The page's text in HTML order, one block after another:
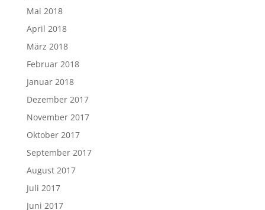
Mai 2018
April 2018
März 2018
Februar 2018
Januar 2018
Dezember 2017
November 2017
Oktober 2017
September 2017
August 2017
Juli 2017
Juni 2017